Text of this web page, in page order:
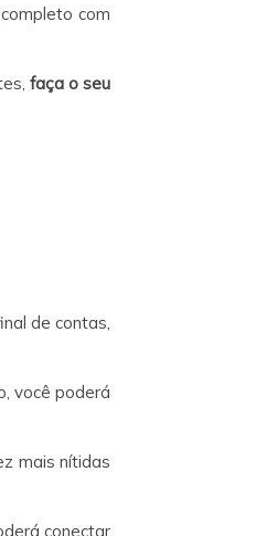
completo com
faça o seu
de contas,
você poderá
mais nítidas
conectar